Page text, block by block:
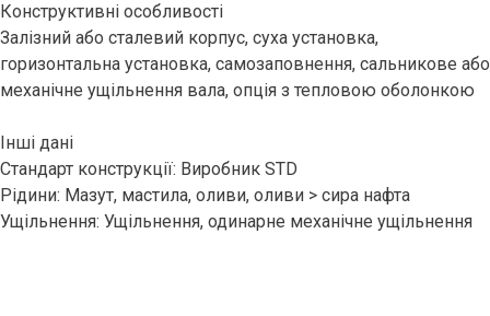
Конструктивні особливості
Залізний або сталевий корпус, суха установка,
горизонтальна установка, самозаповнення, сальникове або
механічне ущільнення вала, опція з тепловою оболонкою
Інші дані
Стандарт конструкції: Виробник STD
Рідини: Мазут, мастила, оливи, оливи > сира нафта
Ущільнення: Ущільнення, одинарне механічне ущільнення